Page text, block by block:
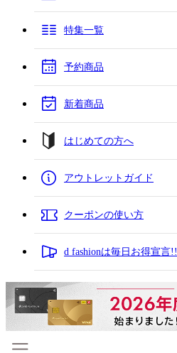
特集一覧
予約商品
新着商品
はじめての方へ
アウトレットガイド
クーポンの使い方
d fashionは毎日お得宣言!!